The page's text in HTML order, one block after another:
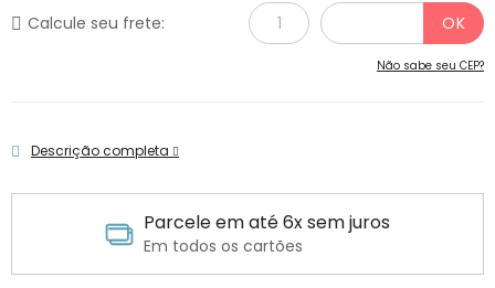
Calcule seu frete:
Não sabe seu CEP?
Descrição completa
Parcele em até 6x sem juros
Em todos os cartões